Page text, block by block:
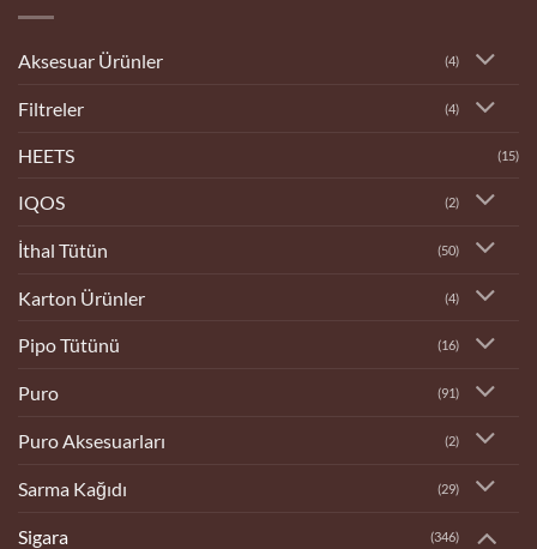
Aksesuar Ürünler (4)
Filtreler (4)
HEETS (15)
IQOS (2)
İthal Tütün (50)
Karton Ürünler (4)
Pipo Tütünü (16)
Puro (91)
Puro Aksesuarları (2)
Sarma Kağıdı (29)
Sigara (346)